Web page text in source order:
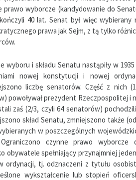
prawo wyborcze (kandydowanie do
40 lat. Senat był więc wybierany
prawa jak Sejm, z tą tylko
wyboru i składu Senatu nastąpiły w 1935
nowej konstytucji i nowej
liczbę senatorów. Część z nich
powoływał prezydent Rzeczpospolitej i
zaś (2/3, czyli 64 senatorów)
skład Senatu, zmniejszono także
w poszczególnych
czynne prawo wyborcze
obywatele spełniający przynajmniej
ordynacji, tj. odznaczeni z tytułu
wykształcenie lub stopień